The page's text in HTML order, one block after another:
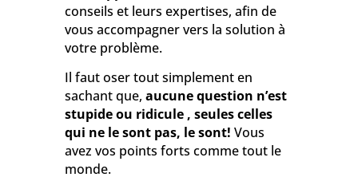
conseils et leurs expertises, afin de
vous accompagner vers la solution à
votre problème.
Il faut oser tout simplement en
sachant que, aucune question n’est
stupide ou ridicule , seules celles
qui ne le sont pas, le sont! Vous
avez vos points forts comme tout le
monde.